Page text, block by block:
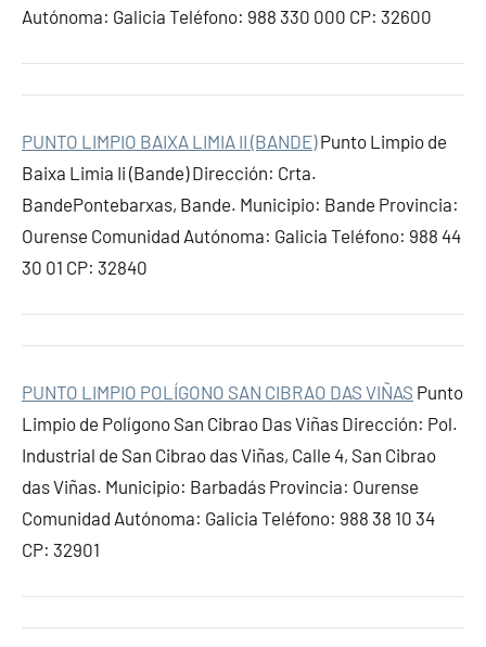
Autónoma: Galicia Teléfono: 988 330 000 CP: 32600
PUNTO LIMPIO BAIXA LIMIA II (BANDE)Punto Limpio de
Baixa Limia Ii (Bande) Dirección: Crta.
BandePontebarxas, Bande. Municipio: Bande Provincia:
Ourense Comunidad Autónoma: Galicia Teléfono: 988 44
30 01 CP: 32840
PUNTO LIMPIO POLÍGONO SAN CIBRAO DAS VIÑAS Punto
Limpio de Polígono San Cibrao Das Viñas Dirección: Pol.
Industrial de San Cibrao das Viñas, Calle 4, San Cibrao
das Viñas. Municipio: Barbadás Provincia: Ourense
Comunidad Autónoma: Galicia Teléfono: 988 38 10 34
CP: 32901